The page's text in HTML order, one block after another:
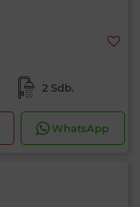
2 Sdb.
WhatsApp